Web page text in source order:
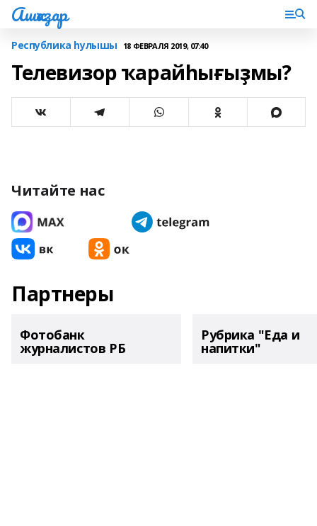
Ашҡаҙар
Республика һулышы 18 ФЕВРАЛЯ 2019, 07:40
Телевизор ҡарайһығыҙмы?
Читайте нас
Партнеры
Фотобанк
журналистов РБ
Рубрика "Еда и
напитки"